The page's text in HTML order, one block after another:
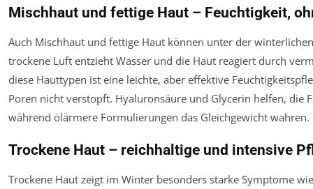
Mischhaut und fettige Haut – Feuchtigkeit,
Auch Mischhaut und fettige Haut können unter der
trockene Luft entzieht Wasser und die Haut reagiert durch
diese Hauttypen ist eine leichte, aber effektive
Poren nicht verstopft. Hyaluronsäure und Glycerin helfen, die
während ölärmere Formulierungen das Gleichgewicht wahren.
Trockene Haut – reichhaltige und intensive
Trockene Haut zeigt im Winter besonders starke Symptome